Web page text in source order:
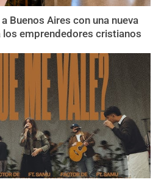
Buenos Aires con una nueva
los emprendedores cristianos